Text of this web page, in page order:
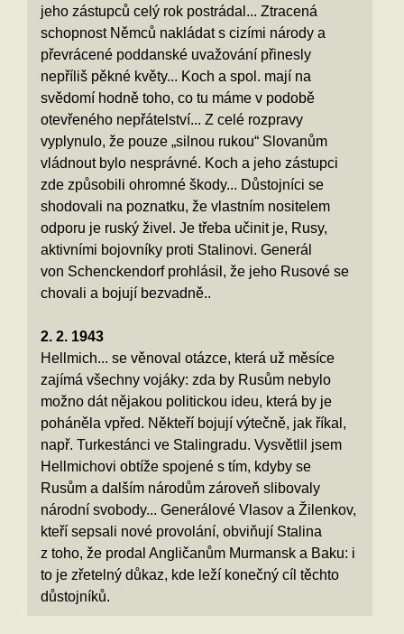
jeho zástupců celý rok postrádal... Ztracená
schopnost Němců nakládat s cizími národy a
převrácené poddanské uvažování přinesly
nepříliš pěkné květy... Koch a spol. mají na
svědomí hodně toho, co tu máme v podobě
otevřeného nepřátelství... Z celé rozpravy
vyplynulo, že pouze „silnou rukou“ Slovanům
vládnout bylo nesprávné. Koch a jeho zástupci
zde způsobili ohromné škody... Důstojníci se
shodovali na poznatku, že vlastním nositelem
odporu je ruský živel. Je třeba učinit je, Rusy,
aktivními bojovníky proti Stalinovi. Generál
von Schenckendorf prohlásil, že jeho Rusové se
chovali a bojují bezvadně..
2. 2. 1943
Hellmich... se věnoval otázce, která už měsíce
zajímá všechny vojáky: zda by Rusům nebylo
možno dát nějakou politickou ideu, která by je
poháněla vpřed. Někteří bojují výtečně, jak říkal,
např. Turkestánci ve Stalingradu. Vysvětlil jsem
Hellmichovi obtíže spojené s tím, kdyby se
Rusům a dalším národům zároveň slibovaly
národní svobody... Generálové Vlasov a Žilenkov,
kteří sepsali nové provolání, obviňují Stalina
z toho, že prodal Angličanům Murmansk a Baku: i
to je zřetelný důkaz, kde leží konečný cíl těchto
důstojníků.